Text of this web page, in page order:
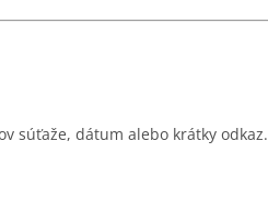
súťaže, dátum alebo krátky odkaz.